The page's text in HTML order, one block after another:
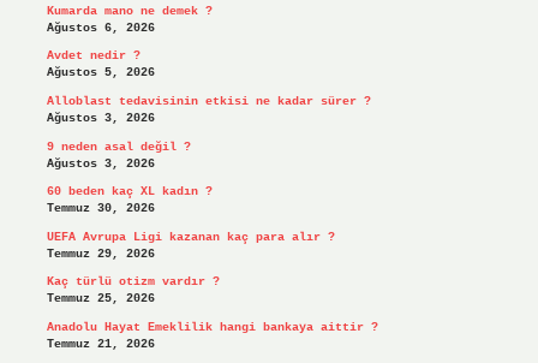
Kumarda mano ne demek ?
Ağustos 6, 2026
Avdet nedir ?
Ağustos 5, 2026
Alloblast tedavisinin etkisi ne kadar sürer ?
Ağustos 3, 2026
9 neden asal değil ?
Ağustos 3, 2026
60 beden kaç XL kadın ?
Temmuz 30, 2026
UEFA Avrupa Ligi kazanan kaç para alır ?
Temmuz 29, 2026
Kaç türlü otizm vardır ?
Temmuz 25, 2026
Anadolu Hayat Emeklilik hangi bankaya aittir ?
Temmuz 21, 2026